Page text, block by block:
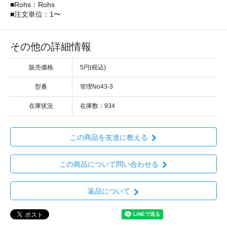
■Rohs：Rohs
■注文単位：1〜
その他の詳細情報
販売価格 5円(税込)
型番 管理No43-3
在庫状況 在庫数：934
この商品を友達に教える
この商品について問い合わせる
返品について